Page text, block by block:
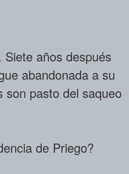
años después
abandonada a su
son pasto del saqueo
de Priego?